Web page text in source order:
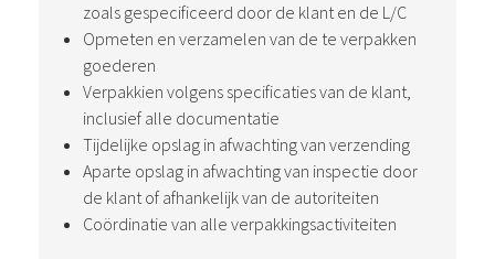
zoals gespecificeerd door de klant en de L/C
Opmeten en verzamelen van de te verpakken
goederen
Verpakkien volgens specificaties van de klant,
inclusief alle documentatie
Tijdelijke opslag in afwachting van verzending
Aparte opslag in afwachting van inspectie door
de klant of afhankelijk van de autoriteiten
Coördinatie van alle verpakkingsactiviteiten